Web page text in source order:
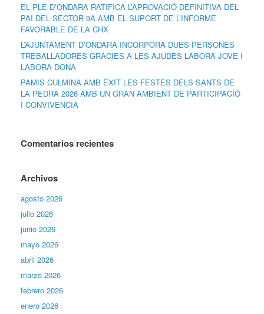
EL PLE D’ONDARA RATIFICA L’APROVACIÓ DEFINITIVA DEL
PAI DEL SECTOR 9A AMB EL SUPORT DE L’INFORME
FAVORABLE DE LA CHX
L’AJUNTAMENT D’ONDARA INCORPORA DUES PERSONES
TREBALLADORES GRÀCIES A LES AJUDES LABORA JOVE I
LABORA DONA
PAMIS CULMINA AMB ÈXIT LES FESTES DELS SANTS DE
LA PEDRA 2026 AMB UN GRAN AMBIENT DE PARTICIPACIÓ
I CONVIVÈNCIA
Comentarios recientes
Archivos
agosto 2026
julio 2026
junio 2026
mayo 2026
abril 2026
marzo 2026
febrero 2026
enero 2026